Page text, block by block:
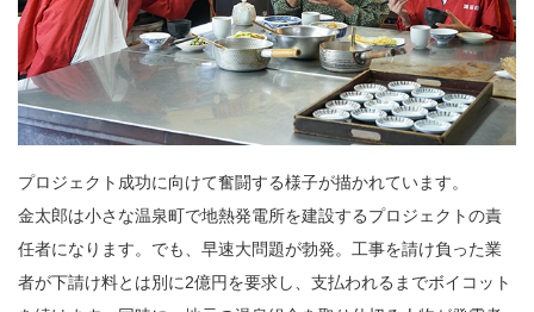
プロジェクト成功に向けて奮闘する様子が描かれています。
金太郎は小さな温泉町で地熱発電所を建設するプロジェクトの責
任者になります。でも、早速大問題が勃発。工事を請け負った業
者が下請け料とは別に2億円を要求し、支払われるまでボイコット